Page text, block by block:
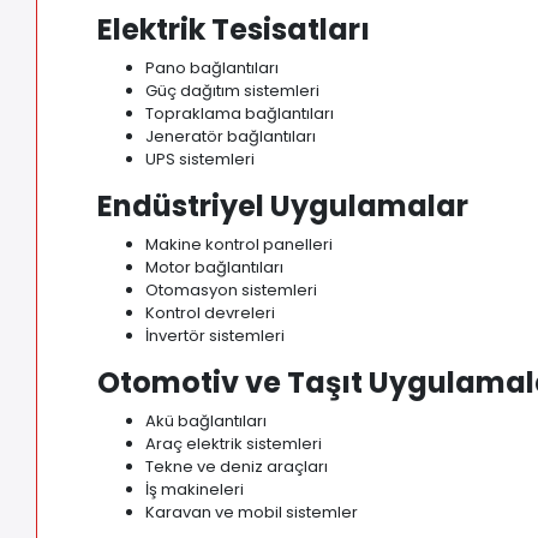
Elektrik Tesisatları
Pano bağlantıları
Güç dağıtım sistemleri
Topraklama bağlantıları
Jeneratör bağlantıları
UPS sistemleri
Endüstriyel Uygulamalar
Makine kontrol panelleri
Motor bağlantıları
Otomasyon sistemleri
Kontrol devreleri
İnvertör sistemleri
Otomotiv ve Taşıt
Akü bağlantıları
Araç elektrik sistemleri
Tekne ve deniz araçları
İş makineleri
Karavan ve mobil sistemler